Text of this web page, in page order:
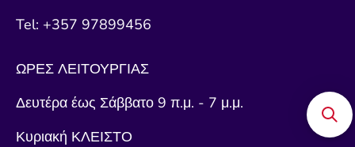
Tel: +357 97899456
ΩΡΕΣ ΛΕΙΤΟΥΡΓΙΑΣ
Δευτέρα έως Σάββατο 9 π.μ. - 7 μ.μ.
Κυριακή ΚΛΕΙΣΤΟ